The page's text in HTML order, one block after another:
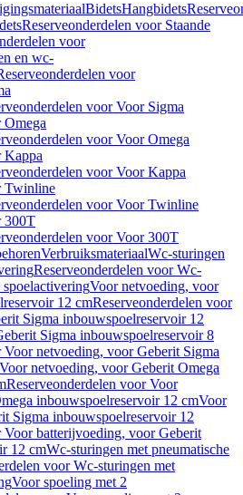
BidetsHangbidets
Reserveonderdelen voor Staande
voor
en wc-
voor
voor Voor Sigma
Omega
voor Voor Omega
Kappa
voor Voor Kappa
Twinline
voor Voor Twinline
300T
voor Voor 300T
VerbruiksmateriaalWc-sturingen
Reserveonderdelen voor Wc-
Voor netvoeding, voor
12 cmReserveonderdelen voor
Sigma inbouwspoelreservoir 12
Sigma inbouwspoelreservoir 8
Voor netvoeding, voor Geberit Sigma
Voor netvoeding, voor Geberit Omega
Reserveonderdelen voor Voor
inbouwspoelreservoir 12 cmVoor
Sigma inbouwspoelreservoir 12
Voor batterijvoeding, voor Geberit
12 cmWc-sturingen met pneumatische
voor Wc-sturingen met
Voor spoeling met 2